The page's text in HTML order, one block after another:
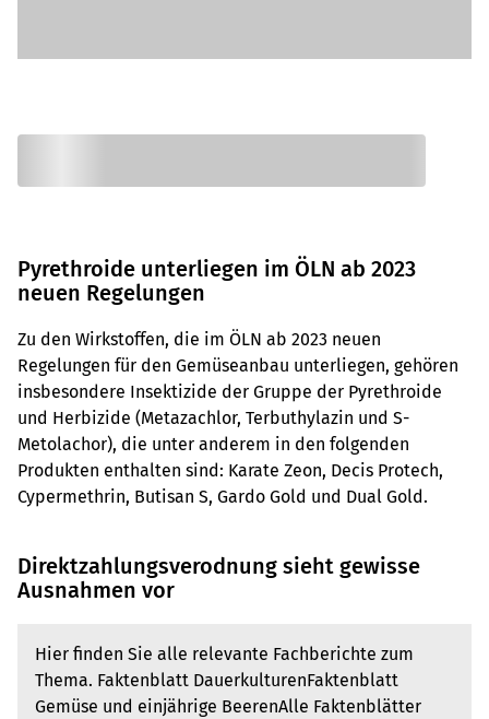
Pyrethroide unterliegen im ÖLN ab 2023
neuen Regelungen
Zu den Wirkstoffen, die im ÖLN ab 2023 neuen
Regelungen für den Gemüseanbau unterliegen, gehören
insbesondere Insektizide der Gruppe der Pyrethroide
und Herbizide (Metazachlor, Terbuthylazin und S-
Metolachor), die unter anderem in den folgenden
Produkten enthalten sind: Karate Zeon, Decis Protech,
Cypermethrin, Butisan S, Gardo Gold und Dual Gold.
Direktzahlungsverodnung sieht gewisse
Ausnahmen vor
Hier finden Sie alle relevante Fachberichte zum
Thema. Faktenblatt DauerkulturenFaktenblatt
Gemüse und einjährige BeerenAlle Faktenblätter